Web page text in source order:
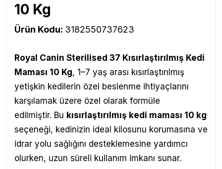
10 Kg
Ürün Kodu: 3182550737623
Royal Canin Sterilised 37 Kısırlaştırılmış Kedi
Maması 10 Kg, 1–7 yaş arası kısırlaştırılmış
yetişkin kedilerin özel beslenme ihtiyaçlarını
karşılamak üzere özel olarak formüle
edilmiştir. Bu kısırlaştırılmış kedi maması 10 kg
seçeneği, kedinizin ideal kilosunu korumasına ve
idrar yolu sağlığını desteklemesine yardımcı
olurken, uzun süreli kullanım imkanı sunar.